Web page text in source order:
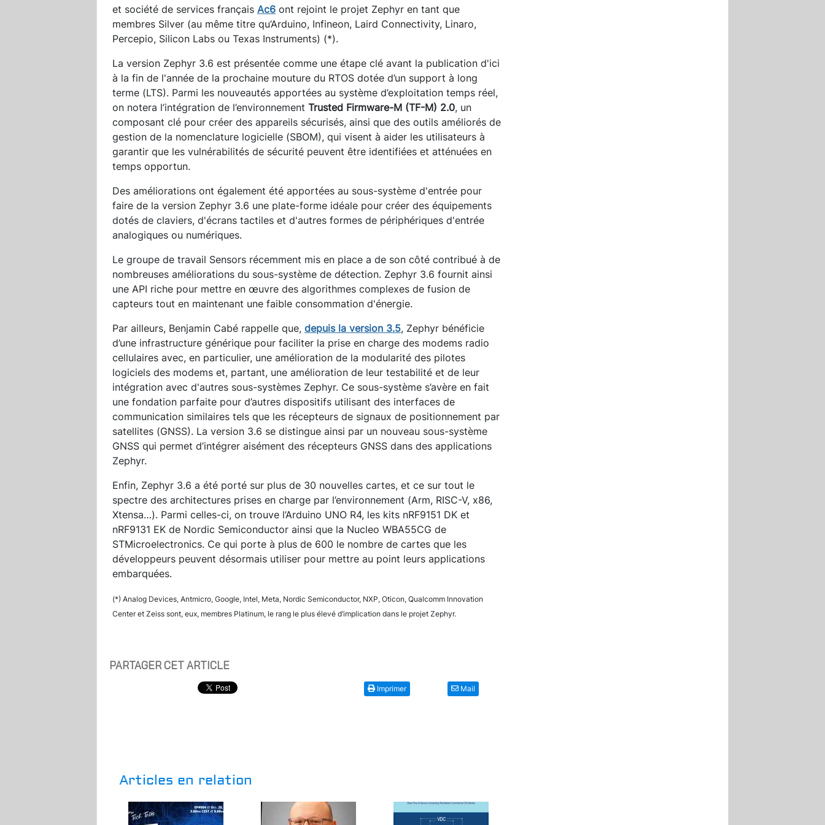
et société de services français Ac6 ont rejoint le projet Zephyr en tant que
membres Silver (au même titre qu’Arduino, Infineon, Laird Connectivity, Linaro,
Percepio, Silicon Labs ou Texas Instruments) (*).
La version Zephyr 3.6 est présentée comme une étape clé avant la publication d'ici
à la fin de l'année de la prochaine mouture du RTOS dotée d’un support à long
terme (LTS). Parmi les nouveautés apportées au système d’exploitation temps réel,
on notera l’intégration de l’environnement Trusted Firmware-M (TF-M) 2.0, un
composant clé pour créer des appareils sécurisés, ainsi que des outils améliorés de
gestion de la nomenclature logicielle (SBOM), qui visent à aider les utilisateurs à
garantir que les vulnérabilités de sécurité peuvent être identifiées et atténuées en
temps opportun.
Des améliorations ont également été apportées au sous-système d'entrée pour
faire de la version Zephyr 3.6 une plate-forme idéale pour créer des équipements
dotés de claviers, d'écrans tactiles et d'autres formes de périphériques d'entrée
analogiques ou numériques.
Le groupe de travail Sensors récemment mis en place a de son côté contribué à de
nombreuses améliorations du sous-système de détection. Zephyr 3.6 fournit ainsi
une API riche pour mettre en œuvre des algorithmes complexes de fusion de
capteurs tout en maintenant une faible consommation d'énergie.
Par ailleurs, Benjamin Cabé rappelle que, depuis la version 3.5, Zephyr bénéficie
d’une infrastructure générique pour faciliter la prise en charge des modems radio
cellulaires avec, en particulier, une amélioration de la modularité des pilotes
logiciels des modems et, partant, une amélioration de leur testabilité et de leur
intégration avec d'autres sous-systèmes Zephyr. Ce sous-système s’avère en fait
une fondation parfaite pour d’autres dispositifs utilisant des interfaces de
communication similaires tels que les récepteurs de signaux de positionnement par
satellites (GNSS). La version 3.6 se distingue ainsi par un nouveau sous-système
GNSS qui permet d’intégrer aisément des récepteurs GNSS dans des applications
Zephyr.
Enfin, Zephyr 3.6 a été porté sur plus de 30 nouvelles cartes, et ce sur tout le
spectre des architectures prises en charge par l’environnement (Arm, RISC-V, x86,
Xtensa…). Parmi celles-ci, on trouve l’Arduino UNO R4, les kits nRF9151 DK et
nRF9131 EK de Nordic Semiconductor ainsi que la Nucleo WBA55CG de
STMicroelectronics. Ce qui porte à plus de 600 le nombre de cartes que les
développeurs peuvent désormais utiliser pour mettre au point leurs applications
embarquées.
(*) Analog Devices, Antmicro, Google, Intel, Meta, Nordic Semiconductor, NXP, Oticon, Qualcomm Innovation
Center et Zeiss sont, eux, membres Platinum, le rang le plus élevé d’implication dans le projet Zephyr.
PARTAGER CET ARTICLE
Imprimer Mail
Articles en relation